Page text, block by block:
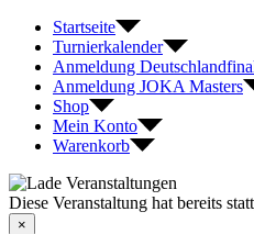
Startseite
Turnierkalender
Anmeldung
Anmeldung JOKA Masters
Shop
Mein Konto
Warenkorb
Diese Veranstaltung hat bereits
×